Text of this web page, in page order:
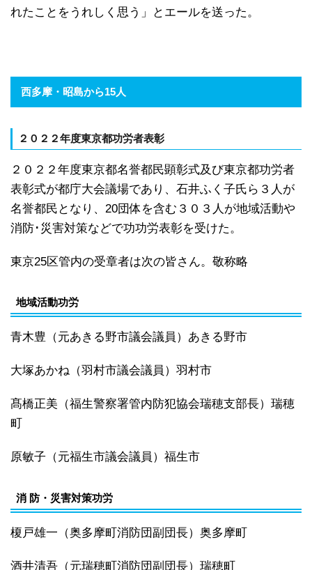
れたことをうれしく思う」とエールを送った。
西多摩・昭島から15人
２０２２年度東京都功労者表彰
２０２２年度東京都名誉都民顕彰式及び東京都功労者
表彰式が都庁大会議場であり、石井ふく子氏ら３人が
名誉都民となり、20団体を含む３０３人が地域活動や
消防･災害対策などで功功労表彰を受けた。
東京25区管内の受章者は次の皆さん。敬称略
地域活動功労
青木豊（元あきる野市議会議員）あきる野市
大塚あかね（羽村市議会議員）羽村市
髙橋正美（福生警察署管内防犯協会瑞穂支部長）瑞穂
町
原敏子（元福生市議会議員）福生市
消 防・災害対策功労
榎戸雄一（奥多摩町消防団副団長）奥多摩町
酒井清吾（元瑞穂町消防団副団長）瑞穂町